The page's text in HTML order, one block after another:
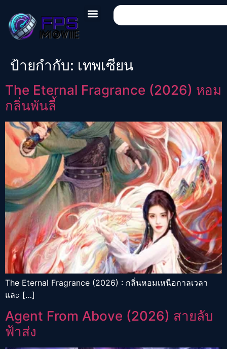
ป้ายกำกับ: เทพเซียน
The Eternal Fragrance (2026) หอม
กลิ่นพันลี้
The Eternal Fragrance (2026) : กลิ่นหอมเหนือกาลเวลา
และ […]
Agent From Above (2026) สายลับ
ฟ้าส่ง